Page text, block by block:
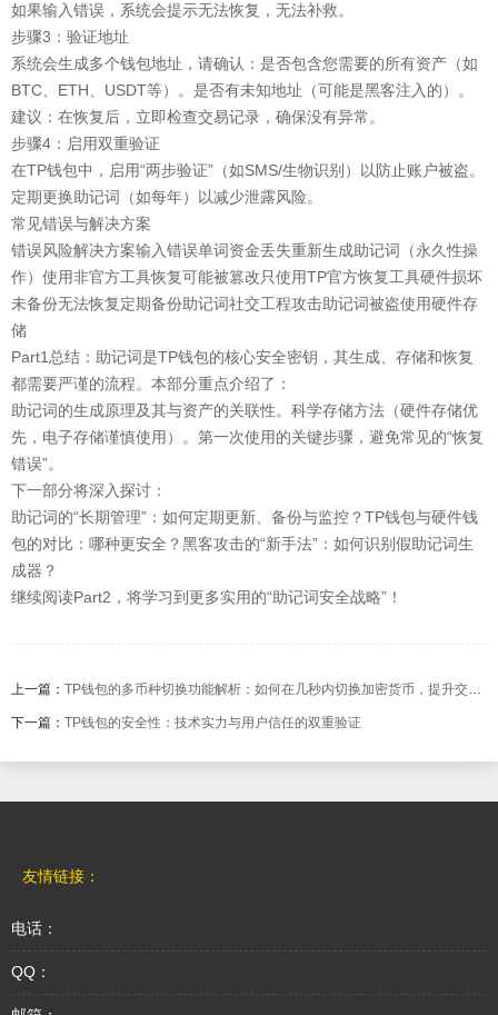
如果输入错误，系统会提示无法恢复，无法补救。
步骤3：验证地址
系统会生成多个钱包地址，请确认：是否包含您需要的所有资产（如
BTC、ETH、USDT等）。是否有未知地址（可能是黑客注入的）。
建议：在恢复后，立即检查交易记录，确保没有异常。
步骤4：启用双重验证
在TP钱包中，启用“两步验证”（如SMS/生物识别）以防止账户被盗。
定期更换助记词（如每年）以减少泄露风险。
常见错误与解决方案
错误风险解决方案输入错误单词资金丢失重新生成助记词（永久性操
作）使用非官方工具恢复可能被篡改只使用TP官方恢复工具硬件损坏
未备份无法恢复定期备份助记词社交工程攻击助记词被盗使用硬件存
储
Part1总结：助记词是TP钱包的核心安全密钥，其生成、存储和恢复
都需要严谨的流程。本部分重点介绍了：
助记词的生成原理及其与资产的关联性。科学存储方法（硬件存储优
先，电子存储谨慎使用）。第一次使用的关键步骤，避免常见的“恢复
错误”。
下一部分将深入探讨：
助记词的“长期管理”：如何定期更新、备份与监控？TP钱包与硬件钱
包的对比：哪种更安全？黑客攻击的“新手法”：如何识别假助记词生
成器？
继续阅读Part2，将学习到更多实用的“助记词安全战略”！
上一篇： TP钱包的多币种切换功能解析：如何在几秒内切换加密货币，提升交易效率
下一篇： TP钱包的安全性：技术实力与用户信任的双重验证
友情链接：
电话：
QQ：